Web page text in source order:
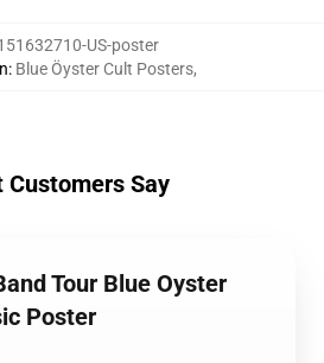
US-poster
: Blue Öyster Cult Posters,
Customers Say
Tour Blue Oyster
Poster